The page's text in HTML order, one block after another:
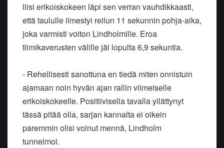
liisi erikoiskokeen läpi sen verran vauhdikkaasti,
että taululle ilmestyi reilun 11 sekunnin pohja-aika,
joka varmisti voiton Lindholmille. Eroa
tiimikaverusten välille jäi lopulta 6,9 sekuntia.
- Rehellisesti sanottuna en tiedä miten onnistuin
ajamaan noin hyvän ajan rallin viimeiselle
erikoiskokeelle. Positiivisella tavalla yllättynyt
tässä pitää olla, sarjan kannalta ei oikein
paremmin olisi voinut mennä, Lindholm
tunnelmoi.